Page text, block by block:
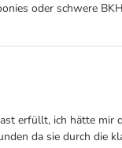
oder schwere
erfüllt, ich hätte mir
da sie durch die